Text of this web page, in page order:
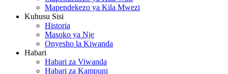
Mapendekezo ya Kila Mwezi
Kuhusu Sisi
Historia
Masoko ya Nje
Onyesho la Kiwanda
Habari
Habari za Viwanda
Habari za Kampuni